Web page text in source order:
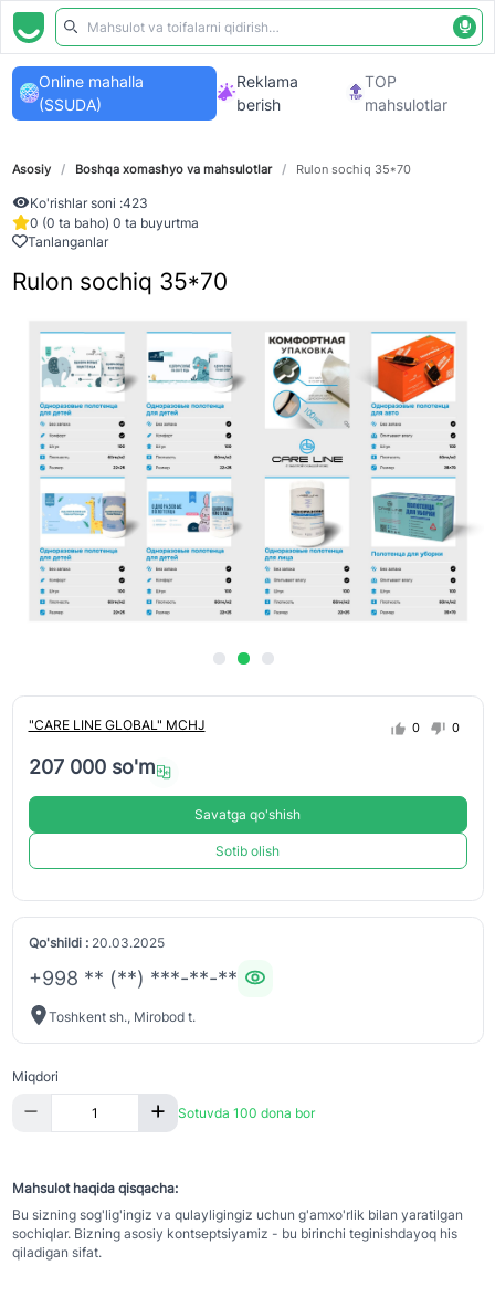
Online mahalla
(SSUDA)
Reklama
berish
TOP
mahsulotlar
Asosiy / Boshqa xomashyo va mahsulotlar / Rulon sochiq 35*70
Ko'rishlar soni :423
0 (0 ta baho) 0 ta buyurtma
Tanlanganlar
Rulon sochiq 35*70
"CARE LINE GLOBAL" MCHJ 0 0
207 000 so'm
Savatga qo'shish
Sotib olish
Qo'shildi :20.03.2025
+998 ** (**) ***-**-**
Toshkent sh., Mirobod t.
Miqdori
Sotuvda 100 dona bor
Mahsulot haqida qisqacha:
Bu sizning sog'lig'ingiz va qulayligingiz uchun g'amxo'rlik bilan yaratilgan
sochiqlar. Bizning asosiy kontseptsiyamiz - bu birinchi teginishdayoq his
qiladigan sifat.